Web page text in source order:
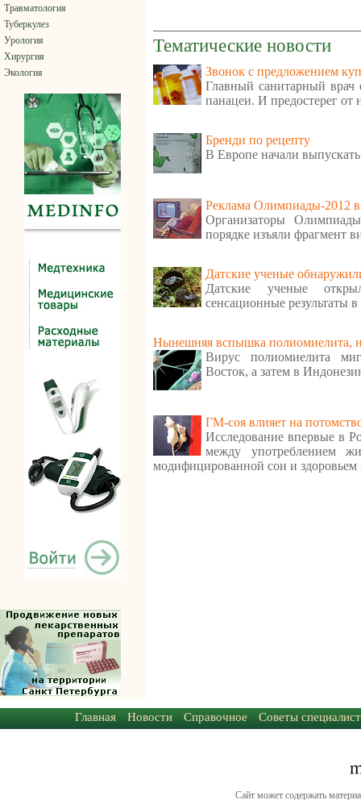
Травматология
Туберкулез
Урология
Хирургия
Экология
Тематические новости
Звонок с предложением
Главный санитарный врач
панацеи. И предостерег
Бренди по рецепту
В Европе начали
Реклама Олимпиады-2012
Организаторы
порядке изъяли фрагмент
Датские ученые
Датские ученые
сенсационные результаты
Нынешняя вспышка полиомиелита,
Вирус полиомиелита
Восток, а затем в
ГМ-соя влияет на
Исследование впервые в
между употреблением
модифицированной сои и здоровьем
Главная Новости Справочное Советы
Сайт может содержать